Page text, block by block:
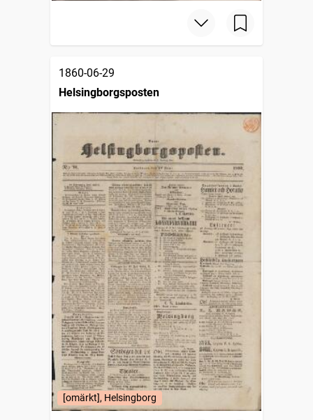
1860-06-29
Helsingborgsposten
[omärkt], Helsingborg